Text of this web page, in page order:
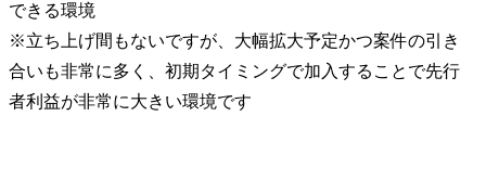
できる環境
※立ち上げ間もないですが、大幅拡大予定かつ案件の引き
合いも非常に多く、初期タイミングで加入することで先行
者利益が非常に大きい環境です